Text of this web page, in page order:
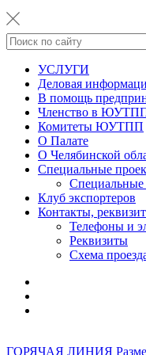
УСЛУГИ
Деловая
В помощь
Членство в
Комитеты ЮУТПП
О Палате
О Челябинской
Специальные
Специальные
Клуб экспортеров
Контакты,
Телефоны и
Реквизиты
Схема
ГОРЯЧАЯ ЛИНИЯ